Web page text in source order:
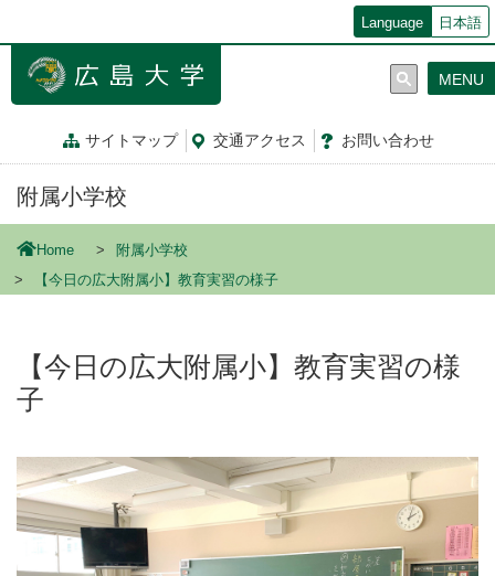
ン
Language 日本語
サイトマップ 交通アクセス お問い合わせ
MENU
附属小学校
Home
附属小学校
【今日の広大附属小】教育実習の様子
【今日の広大附属小】教育実習の様
子